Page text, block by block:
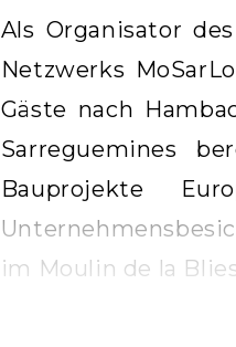
Als Organisator
Netzwerks
Gäste nach
Sarreguemines
Bauprojekte
im Moulin de la